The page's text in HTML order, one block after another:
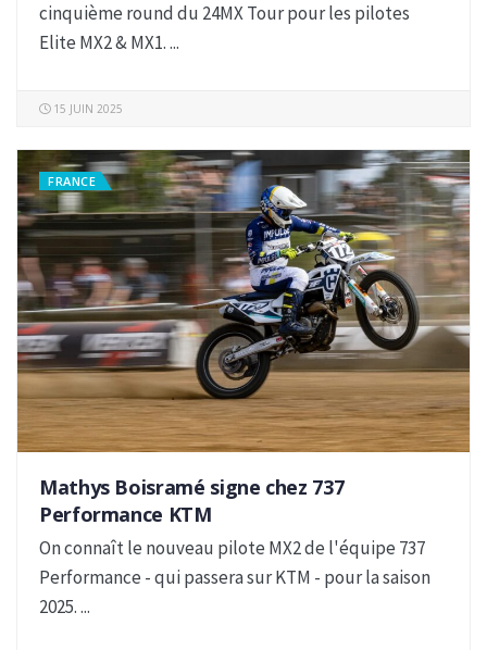
cinquième round du 24MX Tour pour les pilotes
Elite MX2 & MX1. ...
15 JUIN 2025
FRANCE
Mathys Boisramé signe chez 737
Performance KTM
On connaît le nouveau pilote MX2 de l'équipe 737
Performance - qui passera sur KTM - pour la saison
2025. ...